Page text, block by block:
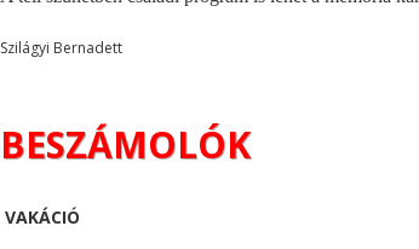
Szilágyi Bernadett
BESZÁMOLÓK
VAKÁCIÓ